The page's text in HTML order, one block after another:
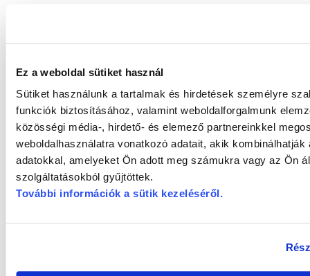
Ez a weboldal sütiket használ
Sütiket használunk a tartalmak és hirdetések személyre
funkciók biztosításához, valamint weboldalforgalmunk
közösségi média-, hirdető- és elemező partnereinkkel
weboldalhasználatra vonatkozó adatait, akik
adatokkal, amelyeket Ön adott meg számukra vagy az Ön
szolgáltatásokból gyűjtöttek.
További információk a sütik kezeléséről.
Összességében az a „benyomás” sugárzik nekem
zseniálisan komponált „állóképeket” látunk (olvasunk),
folytonosan pulzál a mozgás. Tudatos ez az érzelmi
meghatározottság?
Amikor írok (és ez már leggyakrabban fejben történik
semmilyen cél, hogy közöljek valamit.Pilinszky azt mondta, „
gondolom, függetlenül attól, hogy valaki vallásos vagy
elgondolkodni. Mint a cella magányában imádkozó szerzetes,
ismételgetek, nehogy elfelejtsem. Addig nem győz az
hasonlítható, aki kiélesedett érzékeivel várja a vadat. Aztán